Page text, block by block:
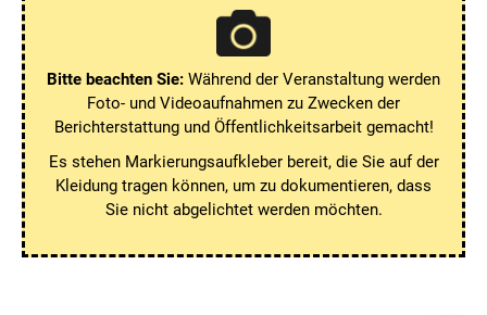
Bitte beachten Sie: Während der Veranstaltung werden
Foto- und Videoauf­nahmen zu Zwecken der
Berichterstattung und Öffentlichkeitsarbeit gemacht!
Es stehen Markierungsaufkleber bereit, die Sie auf der
Kleidung tragen können, um zu dokumentieren, dass
Sie nicht abgelichtet werden möchten.